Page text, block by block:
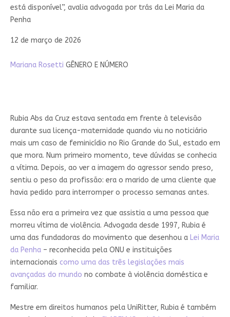
está disponível”, avalia advogada por trás da Lei Maria da
Penha
12 de março de 2026
Mariana Rosetti GÊNERO E NÚMERO
Rubia Abs da Cruz estava sentada em frente à televisão
durante sua licença-maternidade quando viu no noticiário
mais um caso de feminicídio no Rio Grande do Sul, estado em
que mora. Num primeiro momento, teve dúvidas se conhecia
a vítima. Depois, ao ver a imagem do agressor sendo preso,
sentiu o peso da profissão: era o marido de uma cliente que
havia pedido para interromper o processo semanas antes.
Essa não era a primeira vez que assistia a uma pessoa que
morreu vítima de violência. Advogada desde 1997, Rubia é
uma das fundadoras do movimento que desenhou a Lei Maria
da Penha – reconhecida pela ONU e instituições
internacionais como uma das três legislações mais
avançadas do mundo no combate à violência doméstica e
familiar.
Mestre em direitos humanos pela UniRitter, Rubia é também